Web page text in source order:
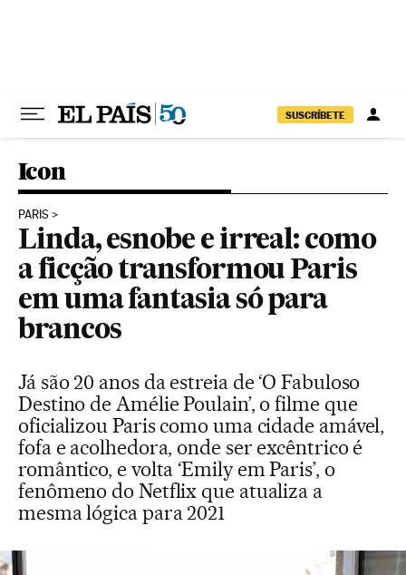
SUSCRÍBETE
Icon
PARIS
Linda, esnobe e irreal: como
a ficção transformou Paris
em uma fantasia só para
brancos
Já são 20 anos da estreia de ‘O Fabuloso
Destino de Amélie Poulain’, o filme que
oficializou Paris como uma cidade amável,
fofa e acolhedora, onde ser excêntrico é
romântico, e volta ‘Emily em Paris’, o
fenômeno do Netflix que atualiza a
mesma lógica para 2021